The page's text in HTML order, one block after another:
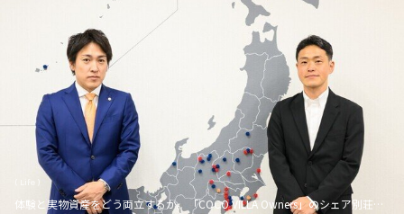
体験と実物資産をどう両立するか。「COCO VILLA Owners」のシェア別荘とい